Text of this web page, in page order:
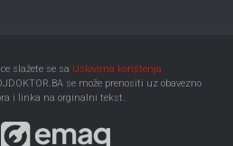
slažete se sa Uslovima korištenja
se može prenositi uz obavezno
i linka na orginalni tekst.